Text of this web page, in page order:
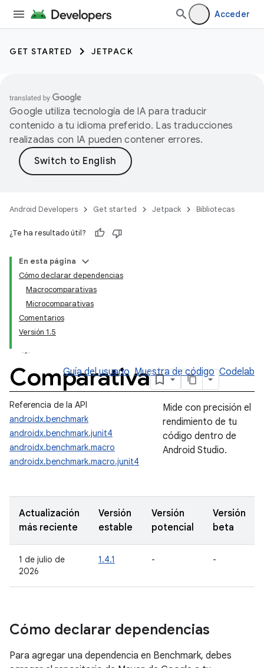
Acceder
GET STARTED JETPACK
Google utiliza tecnología de IA para traducir
contenido a tu idioma preferido. Las traducciones
realizadas con IA pueden contener errores.
Android Developers Get started Jetpack Bibliotecas
¿Te ha resultado útil?
En esta página
Cómo declarar dependencias
Macrocomparativas
Microcomparativas
Comentarios
Versión 1.5
Comparativa
Guía del usuario Muestra de código Codelab
Referencia de la API
androidx.benchmark
androidx.benchmark.junit4
androidx.benchmark.macro
androidx.benchmark.macro.junit4
Mide con precisión el
rendimiento de tu
código dentro de
Android Studio.
Actualización
más reciente
Versión
estable
Versión
potencial
Versión
beta
1 de julio de
2026
1.4.1 - -
Cómo declarar dependencias
Para agregar una dependencia en Benchmark, debes